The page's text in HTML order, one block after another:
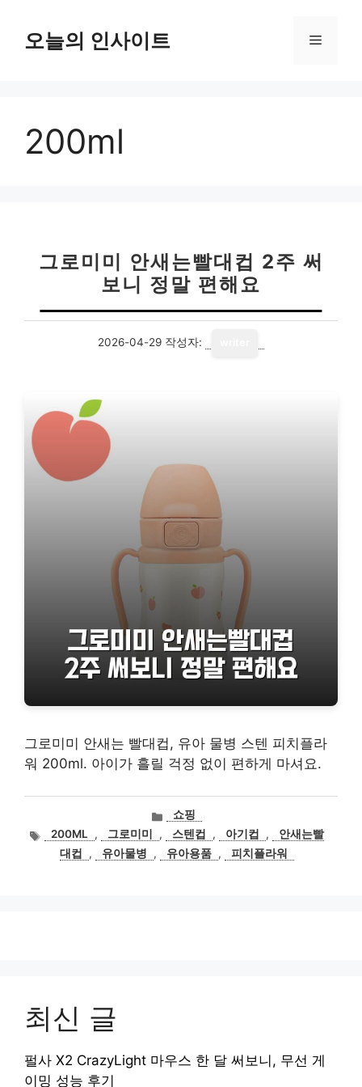
오늘의 인사이트 메
200ml
그로미미 안새는빨대컵 2주 써
보니 정말 편해요
2026-04-29 작성자:
그로미미 안새는 빨대컵, 유아 물병 스텐 피치플라
워 200ml. 아이가 흘릴 걱정 없이 편하게 마셔요.
카
테
고
리
쇼핑
태200ML , 그로미미 , 스텐컵 , 아기컵 ,
안새는빨
대컵
, 유아물병 , 유아용품 , 피치플라워
최신 글
펄사 X2 CrazyLight 마우스 한 달 써보니, 무선 게
이밍 성능 후기